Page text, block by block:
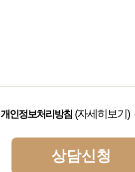
개인정보처리방침 (자세히보기)